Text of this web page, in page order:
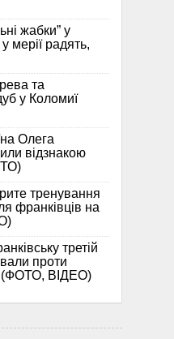
жабки” у
мерії радять,
та
у Коломиї
Олега
відзнакою
тренування
франківців на
третій
проти
(ФОТО, ВІДЕО)